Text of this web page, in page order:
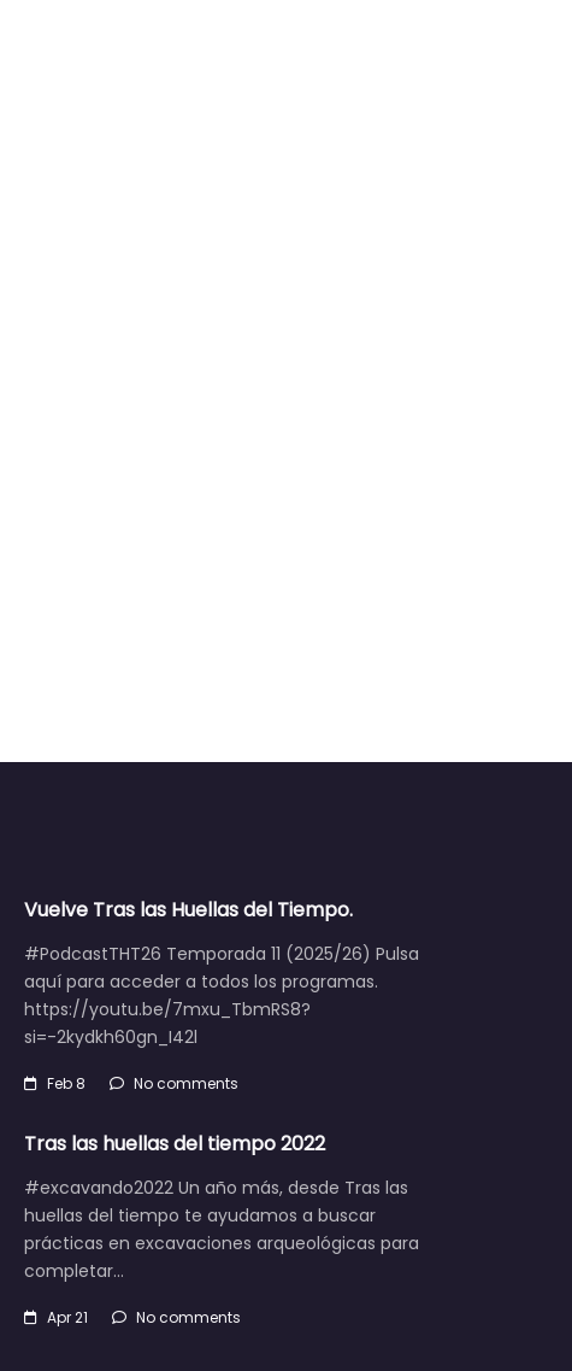
Vuelve Tras las Huellas del Tiempo.
#PodcastTHT26 Temporada 11 (2025/26) Pulsa
aquí para acceder a todos los programas.
https://youtu.be/7mxu_TbmRS8?
si=-2kydkh60gn_I42l
Feb 8 No comments
Tras las huellas del tiempo 2022
#excavando2022 Un año más, desde Tras las
huellas del tiempo te ayudamos a buscar
prácticas en excavaciones arqueológicas para
completar…
Apr 21 No comments